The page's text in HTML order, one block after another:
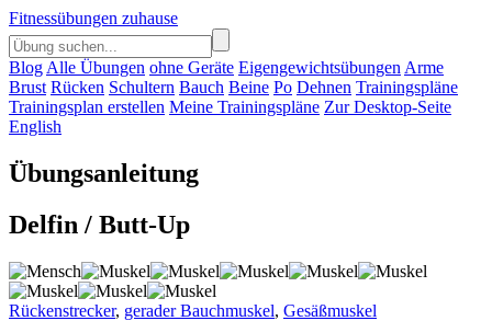
Fitnessübungen zuhause
Blog Alle Übungen ohne Geräte Eigengewichtsübungen Arme
Brust Rücken Schultern Bauch Beine Po Dehnen Trainingspläne
Trainingsplan erstellen Meine Trainingspläne Zur Desktop-Seite
English
Übungsanleitung
Delfin / Butt-Up
Rückenstrecker, gerader Bauchmuskel, Gesäßmuskel